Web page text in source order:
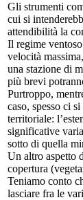
Gli strumenti
cui si
attendibilità la
Il regime
velocità
una stazione di
più brevi
Purtroppo,
caso, spesso ci
territoriale:
significative
sotto di quella
Un altro aspetto
copertura
Teniamo conto
lasciare fra le